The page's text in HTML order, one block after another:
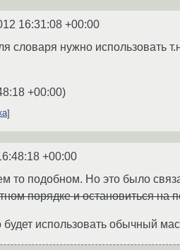
16:31:08 +00:00
словаря нужно использовать
+00:00)
+00:00
то подобном. Но это было
порядке и остановиться на
использовать обычный